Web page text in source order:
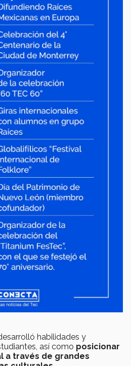
habilidades y
así como posicionar
a través de grandes